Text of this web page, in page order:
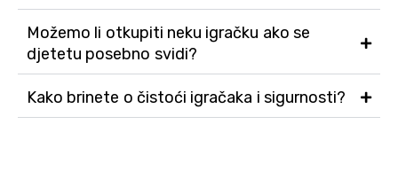
Možemo li otkupiti neku igračku ako se
djetetu posebno svidi?
Kako brinete o čistoći igračaka i sigurnosti?